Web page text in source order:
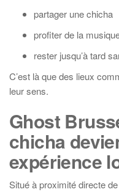
partager une chicha
profiter de la
rester jusqu’à tard
C’est là que des lieux
leur sens.
Ghost
chicha
expérience
Situé à proximité directe